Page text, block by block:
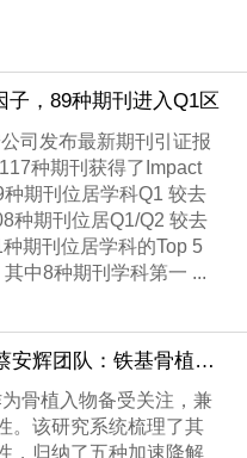
，89种期刊进入Q1区
司发布最新期刊引证报
种期刊获得了Impact
期刊位居学科Q1 较去
种期刊位居Q1/Q2 较去
期刊位居学科的Top 5
中8种期刊学科第一 ...
SMMF | 湖南理工大学李升、蔡安辉团队：铁基骨植入物生物降解、细胞相容性与成骨性能的研究
骨植入物备受关注，兼
。该研究系统梳理了其
，归纳了五种加速降解